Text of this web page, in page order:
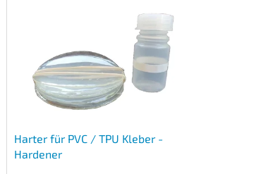
Harter für PVC / TPU Kleber -
Hardener